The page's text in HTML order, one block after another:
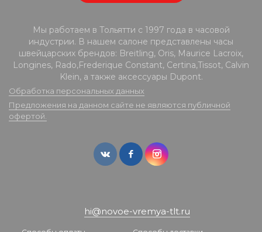
Мы работаем в Тольятти с 1997 года в часовой
индустрии. В нашем салоне представлены часы
швейцарских брендов: Breitling, Oris, Maurice Lacroix,
Longines, Rado,Frederique Constant, Certina,Tissot, Calvin
Klein, а также аксессуары Dupont.
Обработка персональных данных
Предложения на данном сайте не являются публичной
офертой.
hi@novoe-vremya-tlt.ru